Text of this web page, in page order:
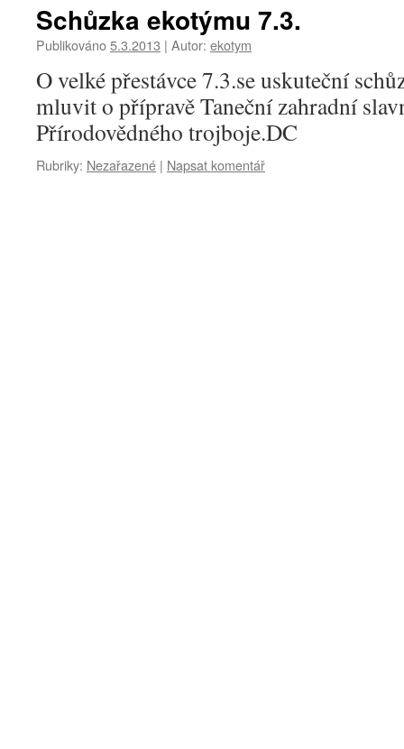
Schůzka ekotýmu 7.3.
Publikováno5.3.2013 | Autor: ekotym
O velké přestávce 7.3.se uskuteční
mluvit o přípravě Taneční zahradní
Přírodovědného trojboje.DC
Rubriky: Nezařazené | Napsat komentář